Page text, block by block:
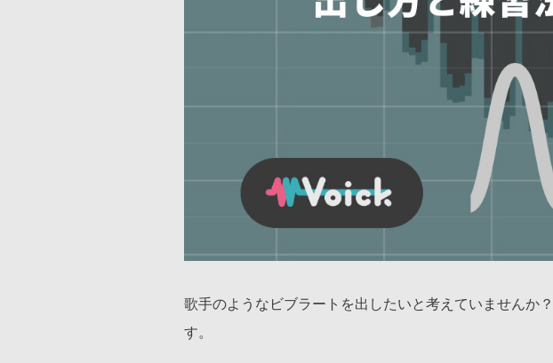
歌手のようなビブラートを出したいと考えていませんか
す。